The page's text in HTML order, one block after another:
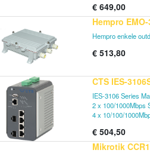
€ 649,00
Hempro
Hempro enkele
€ 513,80
CTS IES-
IES-3106 Series
2 x 100/1000Mbps
4 x 10/100/
€ 504,50
Mikrotik